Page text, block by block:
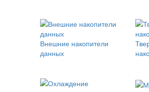
Внешние накопители
данных